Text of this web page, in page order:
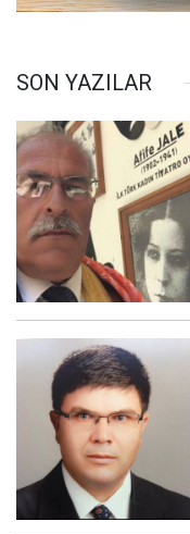
SON YAZILAR